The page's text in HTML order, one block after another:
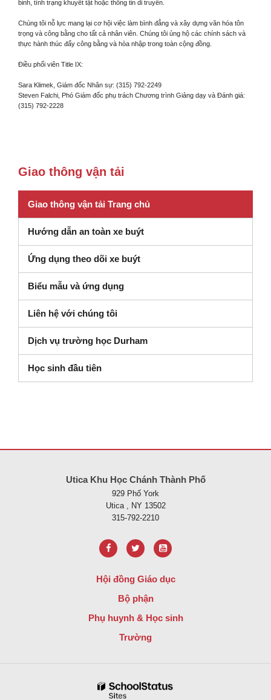
binh, tình trạng khuyết tật hoặc thông tin di truyền.
Chúng tôi nỗ lực mang lại cơ hội việc làm bình đẳng và xây dựng văn hóa tôn
trọng và công bằng cho tất cả nhân viên. Chúng tôi ủng hộ các chính sách và
thực hành thúc đẩy công bằng và hòa nhập trong toàn cộng đồng.
Điều phối viên Title IX:
Sara Klimek, Giám đốc Nhân sự: (315) 792-2249
Steven Falchi, Phó Giám đốc phụ trách Chương trình Giảng dạy và Đánh giá:
(315) 792-2228
Giao thông vận tải
Giao thông vận tải Trang chủ
Hướng dẫn an toàn xe buýt
Ứng dụng theo dõi xe buýt
Biểu mẫu và ứng dụng
Liên hệ với chúng tôi
Dịch vụ trường học Durham
Học sinh đầu tiên
Utica Khu Học Chánh Thành Phố
929 Phố York
Utica , NY 13502
315-792-2210
Hội đồng Giáo dục
Bộ phận
Phụ huynh & Học sinh
Trường